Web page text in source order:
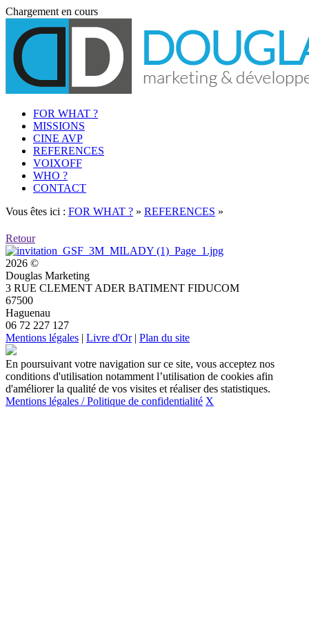
Chargement en cours
FOR WHAT ?
MISSIONS
CINE AVP
REFERENCES
VOIXOFF
WHO ?
CONTACT
Vous êtes ici : FOR WHAT ? » REFERENCES »
Retour
2026 ©
Douglas Marketing
3 RUE CLEMENT ADER BATIMENT FIDUCOM
67500
Haguenau
06 72 227 127
Mentions légales | Livre d'Or| Plan du site
En poursuivant votre navigation sur ce site, vous acceptez nos
conditions d'utilisation notamment l’utilisation de cookies afin
d'améliorer la qualité de vos visites et réaliser des statistiques.
Mentions légales / Politique de confidentialité X